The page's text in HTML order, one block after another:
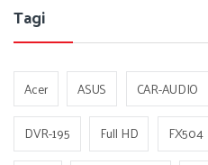
Tagi
Acer ASUS CAR-AUDIO
DVR-195
Full HD FX504